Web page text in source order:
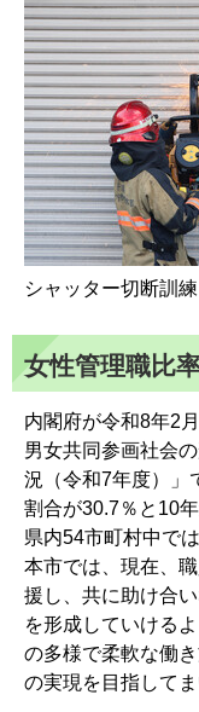
シャッター切断訓練
女性管理職比
内閣府が令和8年2
男女共同参画社会
況（令和7年度）」
割合が30.7％と10
県内54市町村中で
本市では、現在、
援し、共に助け合
を形成していける
の多様で柔軟な働
の実現を目指してま